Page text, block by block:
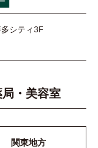
シティ3F
局・美容室
関東地方